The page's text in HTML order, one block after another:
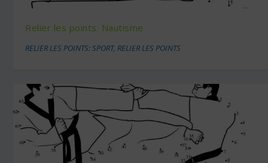
Relier les points: Nautisme
RELIER LES POINTS: SPORT,RELIER LES POINTS